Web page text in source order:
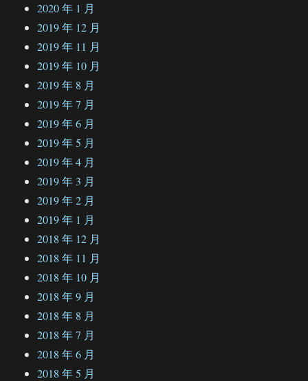
2020 年 1 月
2019 年 12 月
2019 年 11 月
2019 年 10 月
2019 年 8 月
2019 年 7 月
2019 年 6 月
2019 年 5 月
2019 年 4 月
2019 年 3 月
2019 年 2 月
2019 年 1 月
2018 年 12 月
2018 年 11 月
2018 年 10 月
2018 年 9 月
2018 年 8 月
2018 年 7 月
2018 年 6 月
2018 年 5 月